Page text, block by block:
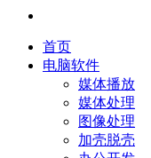
首页
电脑软件
媒体播放
媒体处理
图像处理
加壳脱壳